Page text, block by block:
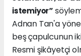
istemiyor”
Adnan Tan'a
beş çapulcunun
Resmi şikâyetçi